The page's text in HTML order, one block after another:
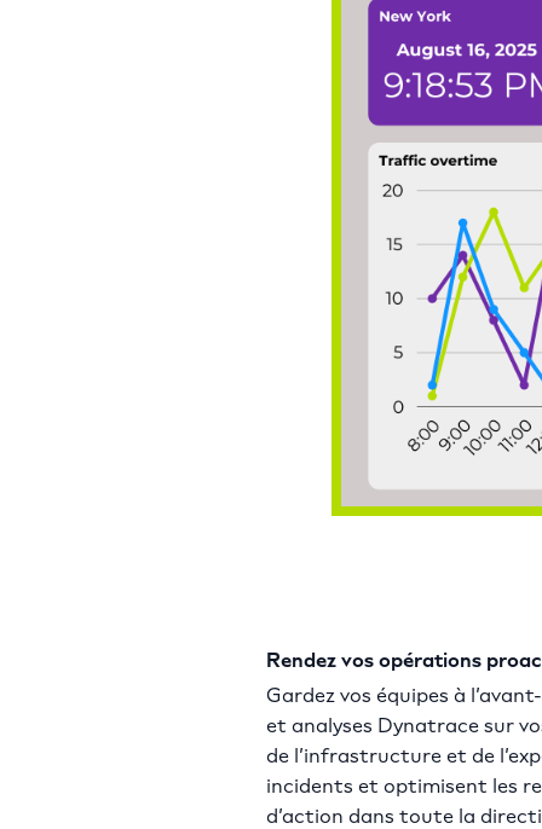
Rendez vos opérations
Gardez vos équipes à
et analyses Dynatrace sur
de l’infrastructure et de
incidents et optimisent les
d’action dans toute la